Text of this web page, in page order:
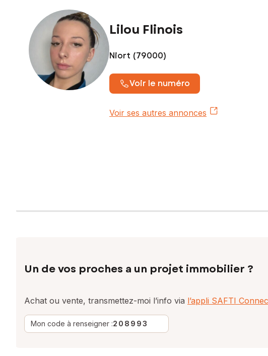
Lilou Flinois
Niort (79000)
Voir le numéro
Voir ses autres annonces
Un de vos proches a un projet immobilier ?
Achat ou vente, transmettez-moi l’info via l’appli SAFTI
Mon code à renseigner :208993